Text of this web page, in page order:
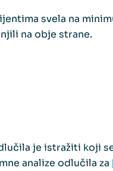
svela na
na obje strane.
je istražiti koji
analize odlučila za